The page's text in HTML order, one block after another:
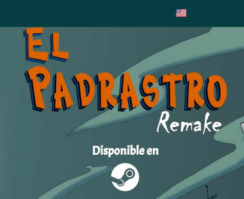
Disponible en